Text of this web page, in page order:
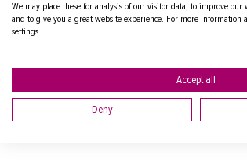
Saat sähköpostiisi varmistusviestin, joka
myös roskapostit!
Tietosuojaseloste
We may place these for analysis of our visitor data, to improve our
and to give you a great website experience. For more information
settings.
Accept all
Deny